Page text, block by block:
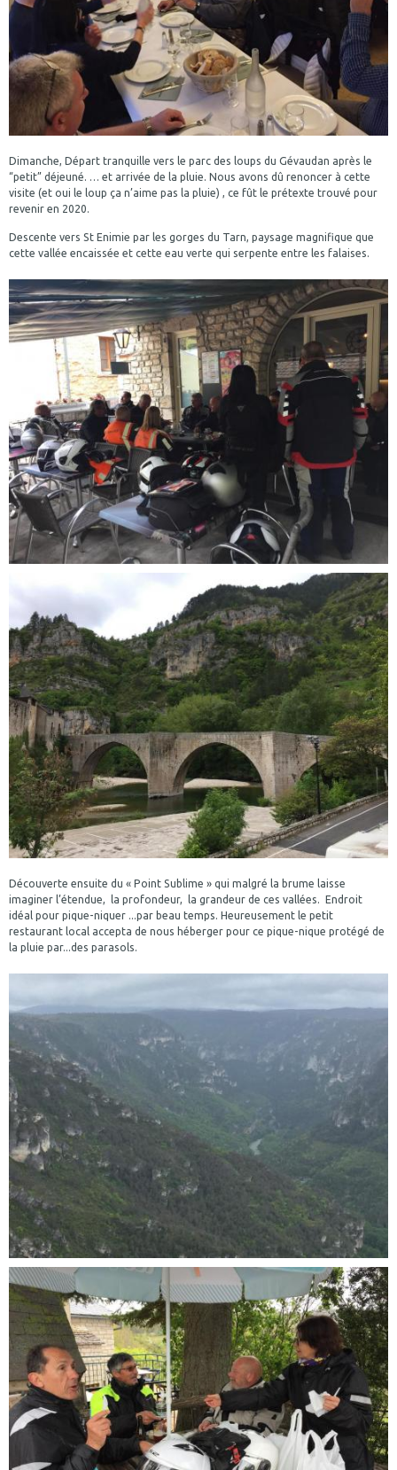
Dimanche, Départ tranquille vers le parc des loups du Gévaudan après le
“petit” déjeuné. … et arrivée de la pluie. Nous avons dû renoncer à cette
visite (et oui le loup ça n’aime pas la pluie) , ce fût le prétexte trouvé pour
revenir en 2020.
Descente vers St Enimie par les gorges du Tarn, paysage magnifique que
cette vallée encaissée et cette eau verte qui serpente entre les falaises.
Découverte ensuite du « Point Sublime » qui malgré la brume laisse
imaginer l’étendue, la profondeur, la grandeur de ces vallées. Endroit
idéal pour pique-niquer ...par beau temps. Heureusement le petit
restaurant local accepta de nous héberger pour ce pique-nique protégé de
la pluie par...des parasols.